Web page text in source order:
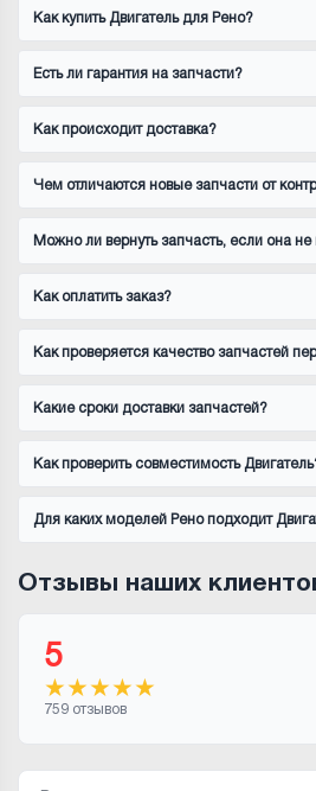
Как купить Двигатель для Рено?
Есть ли гарантия на запчасти?
Как происходит доставка?
Чем отличаются новые запчасти от
Можно ли вернуть запчасть, если она
Как оплатить заказ?
Как проверяется качество запчастей
Какие сроки доставки запчастей?
Как проверить совместимость
Для каких моделей Рено подходит
Отзывы наших
5
★★★★★
759 отзывов